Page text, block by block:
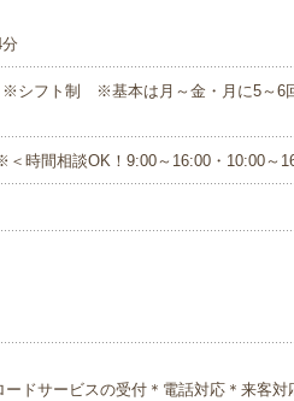
シフト制 ※基本は月～金・月に5～6
時間相談OK！9:00～16:00・10:00～
ードサービスの受付＊電話対応＊来客